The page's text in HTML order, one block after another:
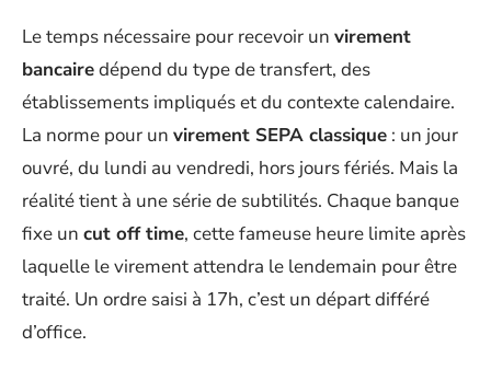
Le temps nécessaire pour recevoir un virement
bancairedépend du type de transfert, des
établissements impliqués et du contexte calendaire.
La norme pour un virement SEPA classique : un jour
ouvré, du lundi au vendredi, hors jours fériés. Mais la
réalité tient à une série de subtilités. Chaque banque
fixe un cut off time, cette fameuse heure limite après
laquelle le virement attendra le lendemain pour être
traité. Un ordre saisi à 17h, c’est un départ différé
d’office.